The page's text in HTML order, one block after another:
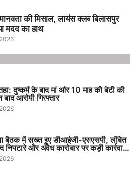
मानवता की मिसाल, लायंस क्लब बिलासपुर
मदद का हाथ
दुष्कर्म के बाद मां और 10 माह की बेटी की
बाद आरोपी गिरफ्तार
बैठक में सख्त हुए डीआईजी-एसएसपी, लंबित
निपटारे और अवैध कारोबार पर कड़ी कार्रवाई